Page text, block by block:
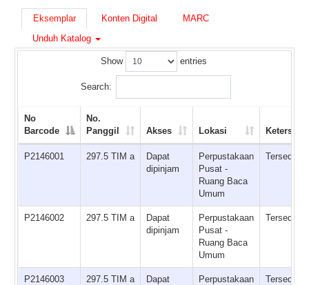
Eksemplar Konten Digital
MARC
Unduh Katalog
Show entries
Search:
No
Barcode
No.
Panggil
Akses Lokasi
P2146001 297.5 TIM a
Dapat
dipinjam
Perpustakaan
Pusat -
Ruang Baca
Umum
Tersedia
P2146002 297.5 TIM a
Dapat
dipinjam
Perpustakaan
Pusat -
Ruang Baca
Umum
Tersedia
P2146003 297.5 TIM a
Dapat
Perpustakaan
Tersedia